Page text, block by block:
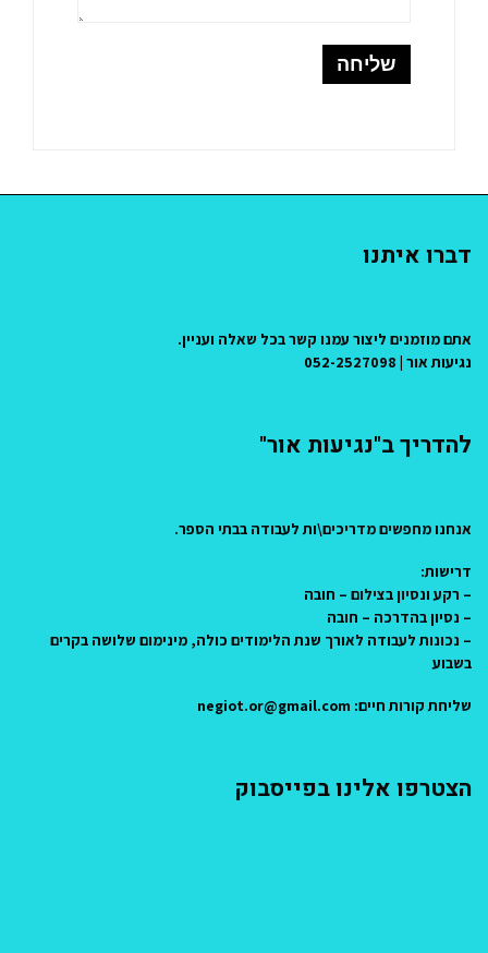
דברו איתנו
אתם מוזמנים ליצור עמנו קשר בכל שאלה ועניין.
נגיעות אור | 052-2527098
להדריך ב"נגיעות אור"
אנחנו מחפשים מדריכים\ות לעבודה בבתי הספר.
דרישות:
– רקע ונסיון בצילום – חובה
– נסיון בהדרכה – חובה
– נכונות לעבודה לאורך שנת הלימודים כולה, מינימום שלושה בקרים
בשבוע
שליחת קורות חיים: negiot.or@gmail.com
הצטרפו אלינו בפייסבוק